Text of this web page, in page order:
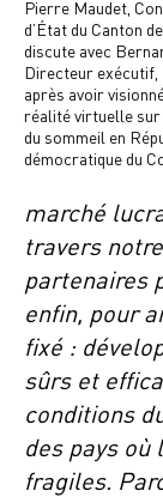
Pierre Maudet,
d’État du Canton
discute avec
Directeur exécutif,
après avoir
réalité virtuelle sur
du sommeil en
démocratique du
marché
travers
partenaires
enfin, pour
fixé :
sûrs et
conditions
des pays où
fragiles.